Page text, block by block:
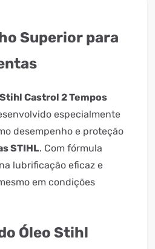
Superior para
Castrol 2 Tempos
especialmente
desempenho e proteção
STIHL. Com fórmula
lubrificação eficaz e
em condições
Óleo Stihl